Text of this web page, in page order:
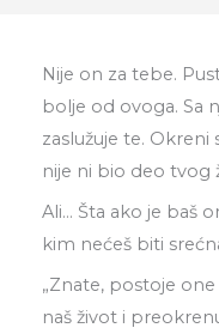
Nije on za tebe.
bolje od ovoga. Sa
zaslužuje te. Okreni
nije ni bio deo tvog
Ali… Šta ako je baš
kim nećeš biti
„Znate, postoje
naš život i